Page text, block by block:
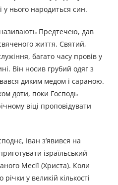
нього народиться син.
Предтечею, дав
життя. Святий,
багато часу провів у
Він носив грубий одяг з
диким медом і сараною.
доти, поки Господь
віці проповідувати
Іван з’явився на
ізраїльський
Месії (Христа). Коли
у великій кількості